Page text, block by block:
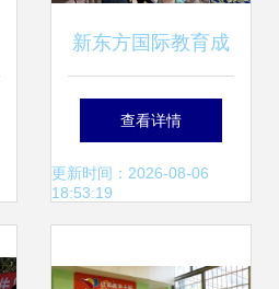
新东方国际教育成
功举办2024视界国
际学校咨询服务展·
查看详情
更新时间：2026-08-06
18:53:19